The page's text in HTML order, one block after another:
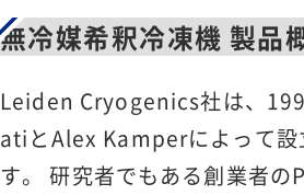
無冷媒希釈冷凍機 製品
Leiden Cryogenics社は、
atiとAlex Kamperによって設
す。 研究者でもある創業者